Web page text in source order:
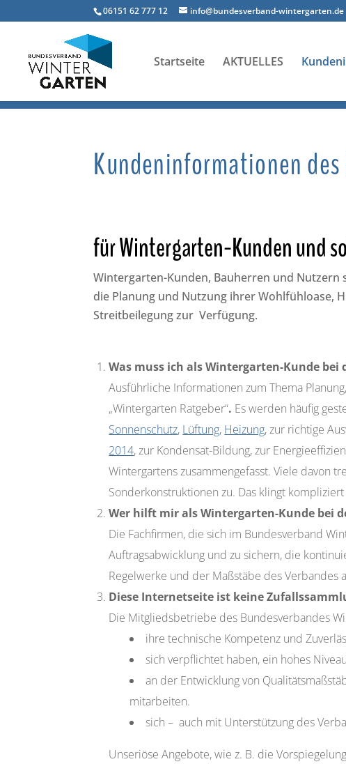
06151 62 777 12 info@bundesverband-wintergarten.de
Startseite AKTUELLES
Kundeninformationen
für Wintergarten-Kunden und
Wintergarten-Kunden, Bauherren und
die Planung und Nutzung ihrer Wohlfühloase,
Streitbeilegung zur Verfügung.
Was muss ich als Wintergarten-Kunde bei
Ausführliche Informationen zum Thema
„Wintergarten Ratgeber“. Es werden häufig
Sonnenschutz, Lüftung, Heizung, zur richtige
2014, zur Kondensat-Bildung, zur
Wintergartens zusammengefasst. Viele davon
Sonderkonstruktionen zu. Das klingt
Wer hilft mir als Wintergarten-Kunde bei
Die Fachfirmen, die sich im Bundesverband
Auftragsabwicklung und zu sichern, die
Regelwerke und der Maßstäbe des Verbandes
Diese Internetseite ist keine
Die Mitgliedsbetriebe des Bundesverbandes
ihre technische Kompetenz und
sich verpflichtet haben, ein hohes
an der Entwicklung von
mitarbeiten.
sich – auch mit Unterstützung des
Unseriöse Angebote, wie z. B. die